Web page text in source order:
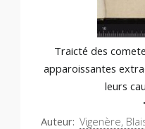
Traicté des
apparoissantes
leurs
Auteur Vigenère,